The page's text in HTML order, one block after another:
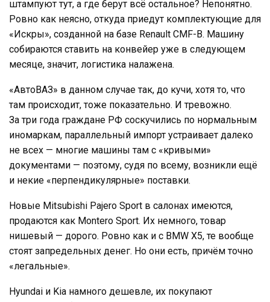
штампуют тут, а где берут всё остальное? Непонятно.
Ровно как неясно, откуда приедут комплектующие для
«Искры», созданной на базе Renault CMF-B. Машину
собираются ставить на конвейер уже в следующем
месяце, значит, логистика налажена.
«АвтоВАЗ» в данном случае так, до кучи, хотя то, что
там происходит, тоже показательно. И тревожно.
За три года граждане РФ соскучились по нормальным
иномаркам, параллельный импорт устраивает далеко
не всех — многие машины там с «кривыми»
документами — поэтому, судя по всему, возникли ещё
и некие «перпендикулярные» поставки.
Новые Mitsubishi Pajero Sport в салонах имеются,
продаются как Montero Sport. Их немного, товар
нишевый — дорого. Ровно как и с BMW X5, те вообще
стоят запредельных денег. Но они есть, причём точно
«легальные».
Hyundai и Kia намного дешевле, их покупают